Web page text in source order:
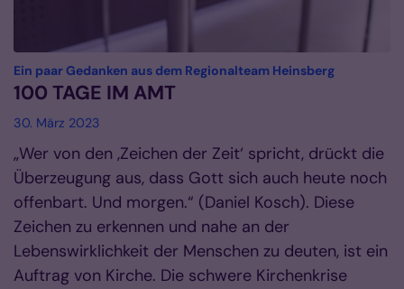
Ein paar Gedanken aus dem Regionalteam Heinsberg:
100 TAGE IM AMT
30. März 2023
„Wer von den ‚Zeichen der Zeit‘ spricht, drückt die
Überzeugung aus, dass Gott sich auch heute noch
offenbart. Und morgen.“ (Daniel Kosch). Diese
Zeichen zu erkennen und nahe an der
Lebenswirklichkeit der Menschen zu deuten, ist ein
Auftrag von Kirche. Die schwere Kirchenkrise